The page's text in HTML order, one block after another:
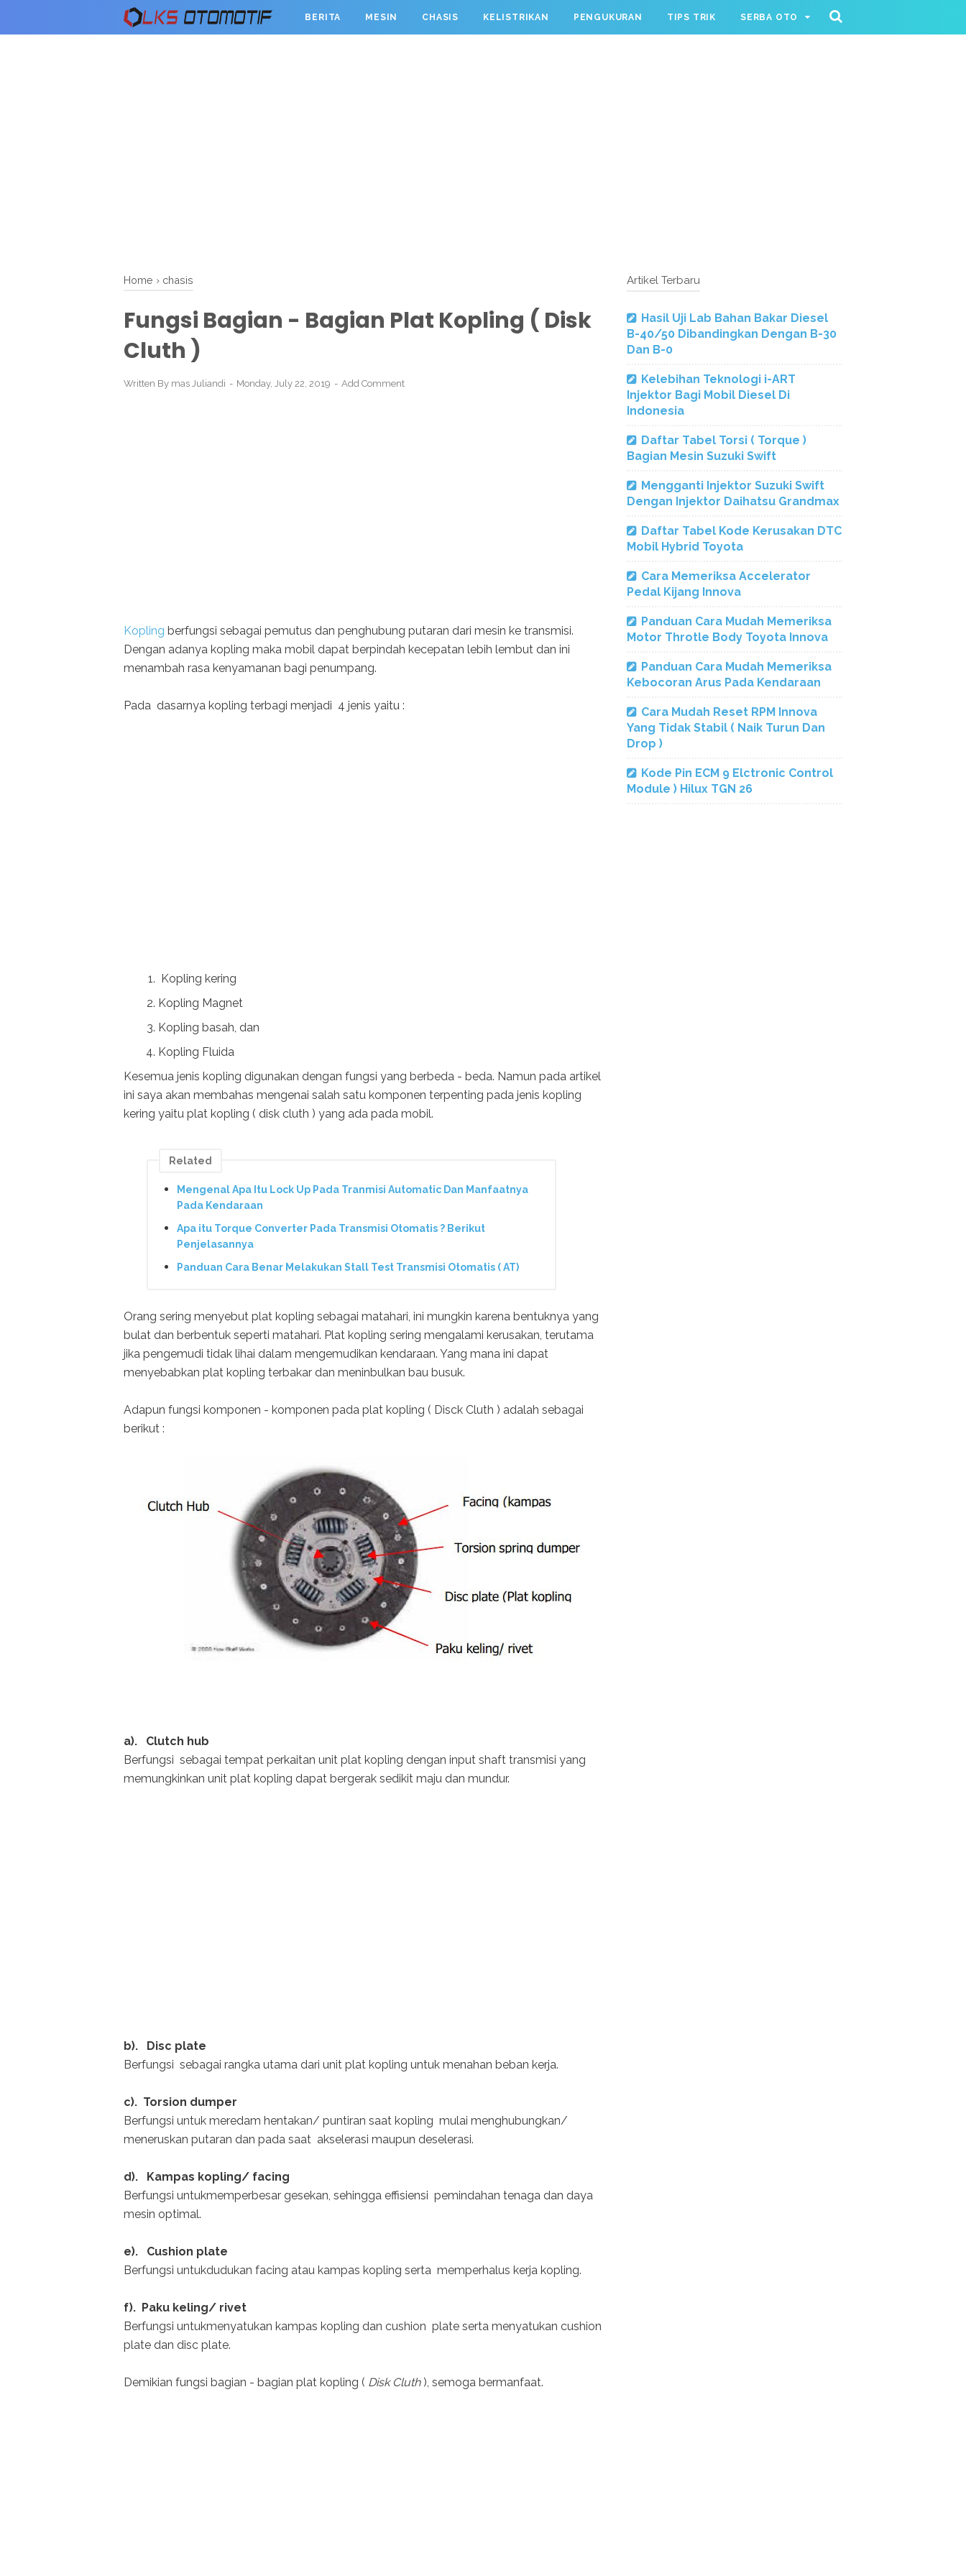
BERITA MESIN CHASIS KELISTRIKAN PENGUKURAN TIPS TRIK SERBA OTO
Home › chasis
Fungsi Bagian - Bagian Plat Kopling ( Disk
Cluth )
Written By mas Juliandi Monday, July 22, 2019 Add Comment
Kopling berfungsi sebagai pemutus dan penghubung putaran dari mesin ke transmisi.
Dengan adanya kopling maka mobil dapat berpindah kecepatan lebih lembut dan ini
menambah rasa kenyamanan bagi penumpang.
Pada dasarnya kopling terbagi menjadi 4 jenis yaitu :
Kopling kering
Kopling Magnet
Kopling basah, dan
Kopling Fluida
Kesemua jenis kopling digunakan dengan fungsi yang berbeda - beda. Namun pada artikel
ini saya akan membahas mengenai salah satu komponen terpenting pada jenis kopling
kering yaitu plat kopling ( disk cluth ) yang ada pada mobil.
Related
Mengenal Apa Itu Lock Up Pada Tranmisi Automatic Dan Manfaatnya
Pada Kendaraan
Apa itu Torque Converter Pada Transmisi Otomatis ? Berikut
Penjelasannya
Panduan Cara Benar Melakukan Stall Test Transmisi Otomatis ( AT)
Orang sering menyebut plat kopling sebagai matahari, ini mungkin karena bentuknya yang
bulat dan berbentuk seperti matahari. Plat kopling sering mengalami kerusakan, terutama
jika pengemudi tidak lihai dalam mengemudikan kendaraan. Yang mana ini dapat
menyebabkan plat kopling terbakar dan meninbulkan bau busuk.
Adapun fungsi komponen - komponen pada plat kopling ( Disck Cluth ) adalah sebagai
berikut :
a). Clutch hub
Berfungsi sebagai tempat perkaitan unit plat kopling dengan input shaft transmisi yang
memungkinkan unit plat kopling dapat bergerak sedikit maju dan mundur.
b). Disc plate
Berfungsi sebagai rangka utama dari unit plat kopling untuk menahan beban kerja.
c). Torsion dumper
Berfungsi untuk meredam hentakan/ puntiran saat kopling mulai menghubungkan/
meneruskan putaran dan pada saat akselerasi maupun deselerasi.
d). Kampas kopling/ facing
Berfungsi untukmemperbesar gesekan, sehingga effisiensi pemindahan tenaga dan daya
mesin optimal.
e). Cushion plate
Berfungsi untukdudukan facing atau kampas kopling serta memperhalus kerja kopling.
f). Paku keling/ rivet
Berfungsi untukmenyatukan kampas kopling dan cushion plate serta menyatukan cushion
plate dan disc plate.
Demikian fungsi bagian - bagian plat kopling ( Disk Cluth), semoga bermanfaat.
Artikel Terbaru
Hasil Uji Lab Bahan Bakar Diesel
B-40/50 Dibandingkan Dengan B-30
Dan B-0
Kelebihan Teknologi i-ART
Injektor Bagi Mobil Diesel Di
Indonesia
Daftar Tabel Torsi ( Torque )
Bagian Mesin Suzuki Swift
Mengganti Injektor Suzuki Swift
Dengan Injektor Daihatsu Grandmax
Daftar Tabel Kode Kerusakan DTC
Mobil Hybrid Toyota
Cara Memeriksa Accelerator
Pedal Kijang Innova
Panduan Cara Mudah Memeriksa
Motor Throtle Body Toyota Innova
Panduan Cara Mudah Memeriksa
Kebocoran Arus Pada Kendaraan
Cara Mudah Reset RPM Innova
Yang Tidak Stabil ( Naik Turun Dan
Drop )
Kode Pin ECM 9 Elctronic Control
Module ) Hilux TGN 26